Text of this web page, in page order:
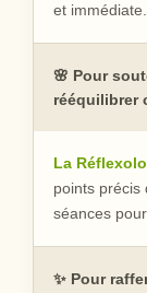
et immédiate.
🌸 Pour
rééquilibrer
La
points précis
séances
✨ Pour